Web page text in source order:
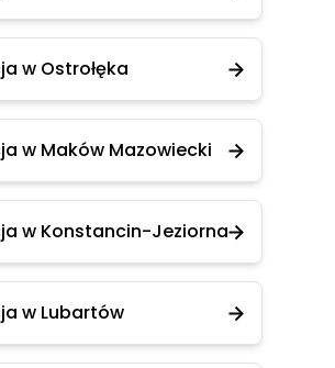
w Ostrołęka
w Maków Mazowiecki
w Konstancin-Jeziorna
w Lubartów